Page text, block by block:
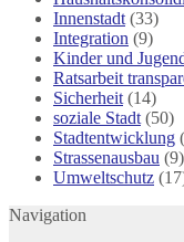
Innenstadt (33)
Integration (9)
Kinder und
Ratsarbeit
Sicherheit (14)
soziale Stadt (50)
Stadtentwicklung
Strassenausbau (9)
Umweltschutz
Navigation